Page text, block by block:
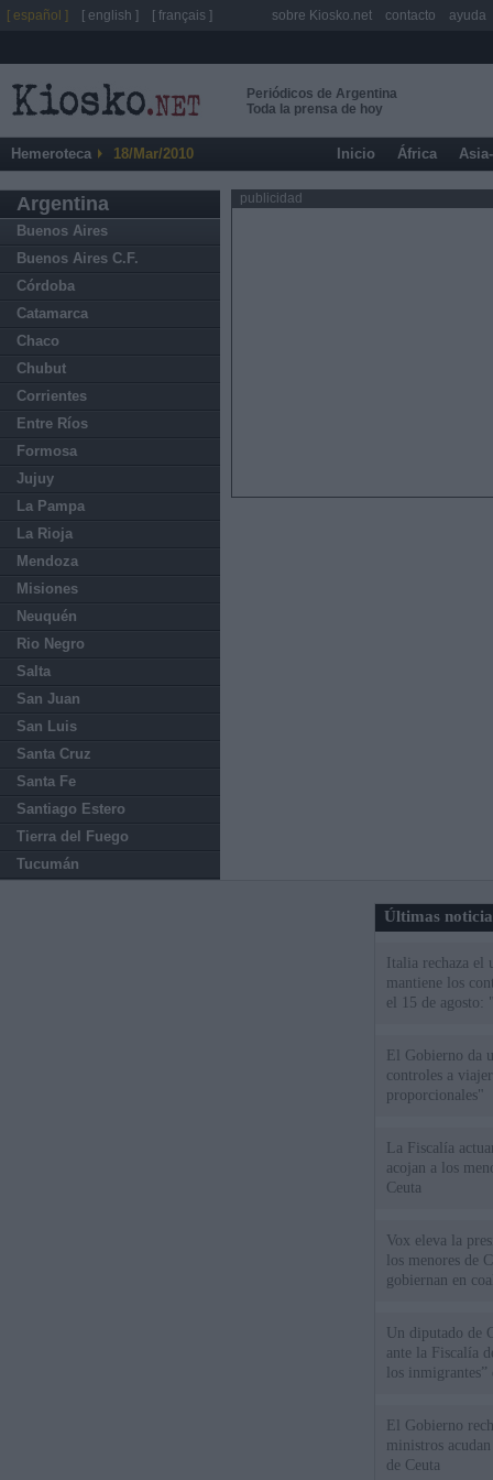
Periódicos de Argentina
Toda la prensa de hoy
Hemeroteca 18/Mar/2010 Inicio África
Argentina
Buenos Aires
Buenos Aires C.F.
Córdoba
Catamarca
Chaco
Chubut
Corrientes
Entre Ríos
Formosa
Jujuy
La Pampa
La Rioja
Mendoza
Misiones
Neuquén
Rio Negro
Salta
San Juan
San Luis
Santa Cruz
Santa Fe
Santiago Estero
Tierra del Fuego
Tucumán
publicidad
Últimas
Italia rechaza
mantiene los
el 15 de agosto:
El Gobierno da
controles a
proporcionales"
La Fiscalía
acojan a los
Ceuta
Vox eleva la
los menores de
gobiernan en
Un diputado de
ante la Fiscalía
los inmigrantes”
El Gobierno
ministros
de Ceuta
[ español ] [ english ] [ français ] sobre Kiosko.net contacto ayuda